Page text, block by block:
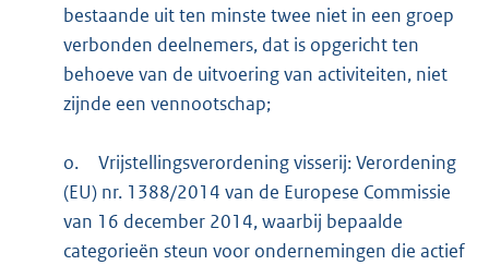
bestaande uit ten minste twee niet in een groep
verbonden deelnemers, dat is opgericht ten
behoeve van de uitvoering van activiteiten, niet
zijnde een vennootschap;
o.
Vrijstellingsverordening visserij: Verordening
(EU) nr. 1388/2014 van de Europese Commissie
van 16 december 2014, waarbij bepaalde
categorieën steun voor ondernemingen die actief